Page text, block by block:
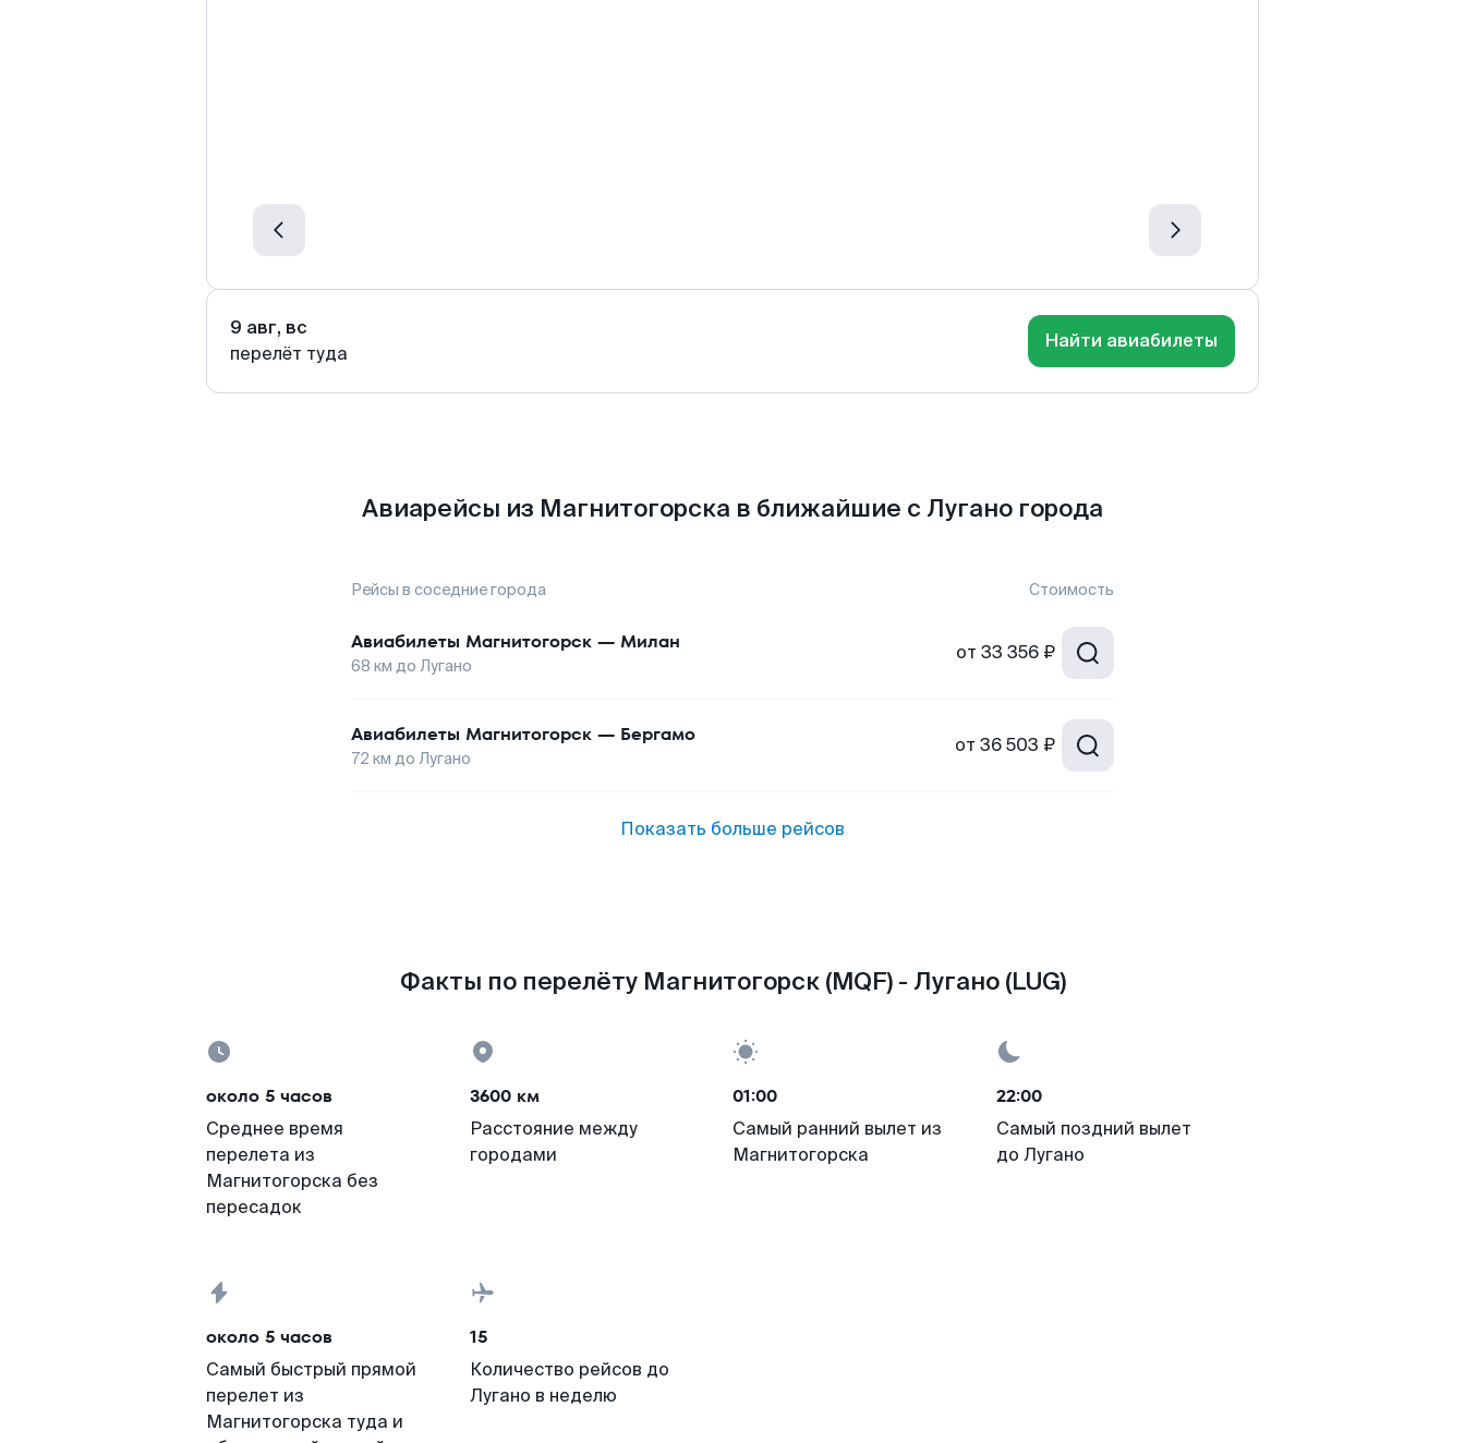
9 авг, вс
перелёт туда
Найти авиабилеты
Авиарейсы из Магнитогорска в ближайшие с Лугано города
Рейсы в соседние города Стоимость
Авиабилеты Магнитогорск — Милан
68 км до Лугано
от 33 356 ₽
Авиабилеты Магнитогорск — Бергамо
72 км до Лугано
от 36 503 ₽
Показать больше рейсов
Факты по перелёту Магнитогорск (MQF) - Лугано (LUG)
около 5 часов
Среднее время
перелета из
Магнитогорска без
пересадок
3600 км
Расстояние между
городами
01:00
Самый ранний вылет из
Магнитогорска
22:00
Самый поздний вылет
до Лугано
около 5 часов
Самый быстрый прямой
перелет из
Магнитогорска туда и
15
Количество рейсов до
Лугано в неделю